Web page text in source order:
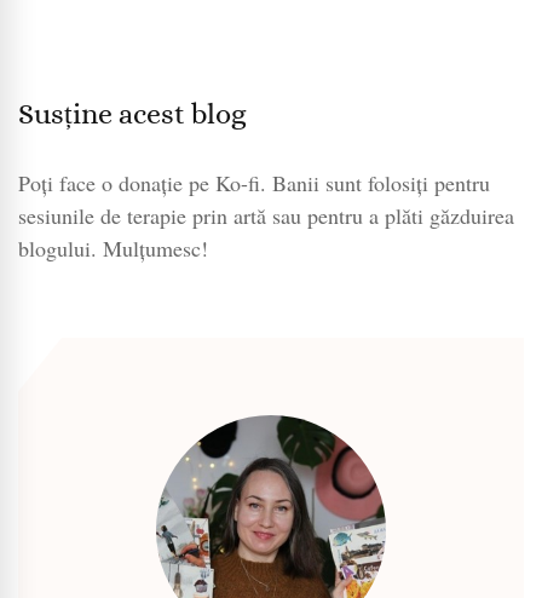
Susține acest blog
Poți face o donație pe Ko-fi. Banii sunt folosiți pentru
sesiunile de terapie prin artă sau pentru a plăti găzduirea
blogului. Mulțumesc!